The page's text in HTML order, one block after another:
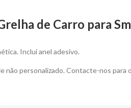
de Carro para
Inclui anel adesivo.
não personalizado. Contacte-nos